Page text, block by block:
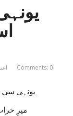
Comments: 0
یونہی سی
میرِ